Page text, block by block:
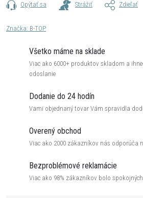
Opýtať sa Strážiť Zdieľať
Značka: B-TOP
Všetko máme na sklade
Viac ako 6000+ produktov skladom a
odoslanie
Dodanie do 24 hodín
Vami objednaný tovar Vám spravidla
Overený obchod
Viac ako 2000 zákazníkov nás odporúča
Bezproblémové reklamácie
Viac ako 98% zákazníkov bolo